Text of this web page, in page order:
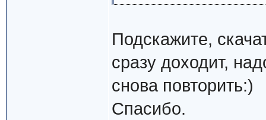
Подскажите,
сразу доходит,
снова повторить:)
Спасибо.